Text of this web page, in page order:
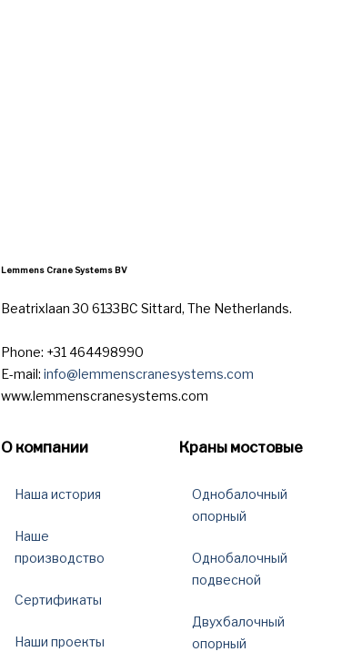
Lemmens Crane Systems BV
Beatrixlaan 30 6133BC Sittard, The Netherlands.
Phone: +31 464498990
E-mail: info@lemmenscranesystems.com
www.lemmenscranesystems.com
О компании
Наша история
Наше
производство
Сертификаты
Наши проекты
Краны мостовые
Однобалочный
опорный
Однобалочный
подвесной
Двухбалочный
опорный